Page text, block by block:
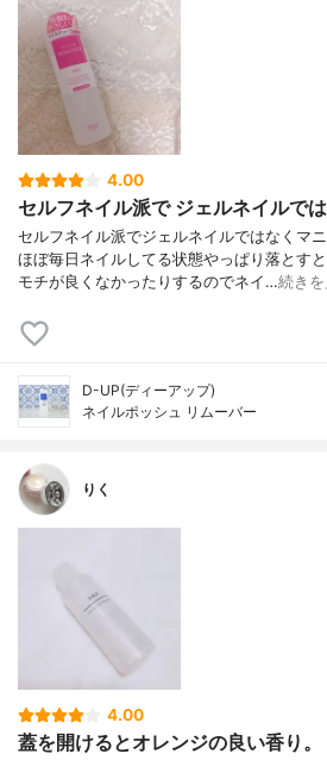
4.00
セルフネイル派で ジェルネイルで
セルフネイル派でジェルネイルではなくマ
ほぼ毎日ネイルしてる状態やっぱり落とす
モチが良くなかったりするのでネイ…続き
D-UP(ディーアップ)
ネイルポッシュ リムーバー
りく
4.00
蓋を開けるとオレンジの良い香り。